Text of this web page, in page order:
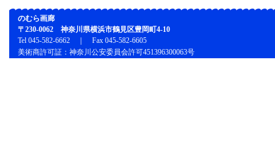
のむら画廊
〒230-0062 神奈川県横浜市鶴見区豊岡町4-10
Tel 045-582-6662 ｜ Fax 045-582-6605
美術商許可証：神奈川公安委員会許可451396300063号